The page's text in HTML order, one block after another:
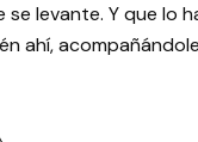
se levante. Y que lo
ahí,